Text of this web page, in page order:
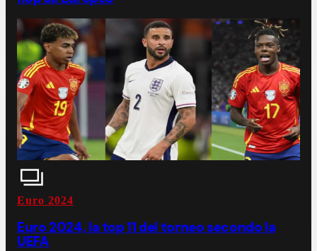
Euro 2024
Euro 2024, la top 11 del torneo secondo la
UEFA